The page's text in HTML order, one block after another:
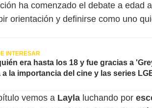
ha comenzado el debate a edad
orientación y definirse como uno
era hasta los 18 y fue gracias a
a la importancia del cine y las series
vemos a Layla luchando por